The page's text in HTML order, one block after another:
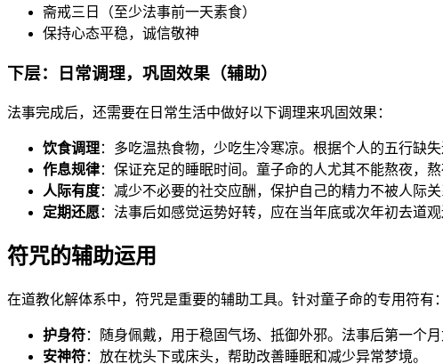
斋戒三日（至少法事前一天素食）
保持心态平稳，诚信敬神
下层：日常调理，巩固效果（辅助）
法事完成后，还需要在日常生活中做好以下调理来巩固效果：
饮食调理：多吃温热食物，少吃生冷寒凉。根据个人的五行缺失
作息规律：保证充足的睡眠时间。童子命的人尤其不能熬夜，熬
人际有度：减少不必要的社交应酬，保护自己的精力不被人际关
定期还愿 ：法事后如感觉运势好转，应在当年底或次年初去道观
符咒的辅助运用
在道教化解体系中，符咒是重要的辅助工具。针对童子命的专用符有：
护身符：随身佩戴，用于稳固气场、抵御外邪。法事后第一个月
安神符：放在枕头下或床头，帮助改善睡眠和减少异常梦境。